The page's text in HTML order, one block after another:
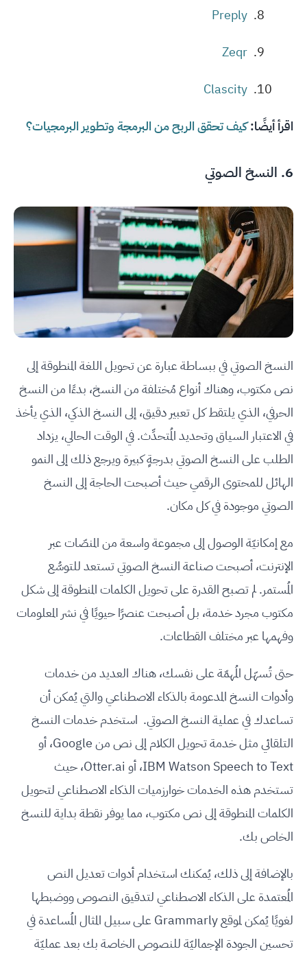
Preply
Zeqr
Clascity
اقرأ أيضًا:كيف تحقق الربح من البرمجة وتطوير البرمجيات؟
6. النسخ الصوتي
النسخ الصوتي في ببساطة عبارة عن تحويل اللغة المنطوقة إلى
نص مكتوب، وهناك أنواع مُختلفة من النسخ، بدءًا من النسخ
الحرفي، الذي يلتقط كل تعبير دقيق، إلى النسخ الذكي، الذي يأخذ
في الاعتبار السياق وتحديد المُتحدِّث. في الوقت الحالي، يزداد
الطلب على النسخ الصوتي بدرجةٍ كبيرة ويرجع ذلك إلى النمو
الهائل للمحتوى الرقمي حيث أصبحت الحاجة إلى النسخ
الصوتي موجودة في كل مكان.
مع إمكانيّة الوصول إلى مجموعة واسعة من المنصّات عبر
الإنترنت، أصبحت صناعة النسخ الصوتي تستعد للتوسُّع
المُستمر. لم تصبح القدرة على تحويل الكلمات المنطوقة إلى شكل
مكتوب مجرد خدمة، بل أصبحت عنصرًا حيويًا في نشر المعلومات
وفهمها عبر مختلف القطاعات.
حتى تُسهّل المُهمّة على نفسك، هناك العديد من خدمات
وأدوات النسخ المدعومة بالذكاء الاصطناعي والتي يُمكن أن
تساعدك في عملية النسخ الصوتي. استخدم خدمات النسخ
التلقائي مثل خدمة تحويل الكلام إلى نص من Google، أو
IBM Watson Speech to Text، أو Otter.ai، حيث
تستخدم هذه الخدمات خوارزميات الذكاء الاصطناعي لتحويل
الكلمات المنطوقة إلى نص مكتوب، مما يوفر نقطة بداية للنسخ
الخاص بك.
بالإضافة إلى ذلك، يُمكنك استخدام أدوات تعديل النص
المُعتمدة على الذكاء الاصطناعي لتدقيق النصوص ووضبطها
لغويًا يُمكن لموقع Grammarly على سبيل المثال المُساعدة في
تحسين الجودة الإجماليّة للنصوص الخاصة بك بعد عمليّة